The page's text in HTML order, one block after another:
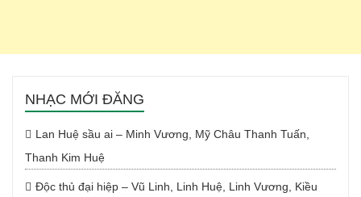
NHẠC MỚI ĐĂNG
Lan Huệ sầu ai – Minh Vương, Mỹ Châu Thanh Tuấn,
Thanh Kim Huệ
Độc thủ đại hiệp – Vũ Linh, Linh Huệ, Linh Vương, Kiều